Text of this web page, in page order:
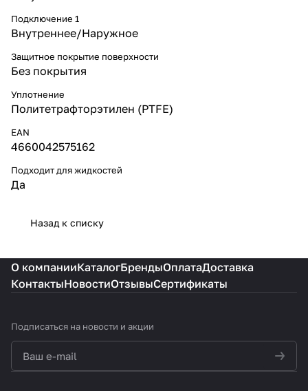
Подключение 1
Внутреннее/Наружное
Защитное покрытие поверхности
Без покрытия
Уплотнение
Политетрафторэтилен (PTFE)
EAN
4660042575162
Подходит для жидкостей
Да
Назад к списку
О компанииКаталогБрендыОплатаДоставка
КонтактыНовостиОтзывыСертификаты
Подписаться на новости и акции